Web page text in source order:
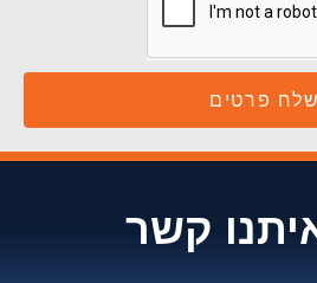
שלח פרטים
קשר